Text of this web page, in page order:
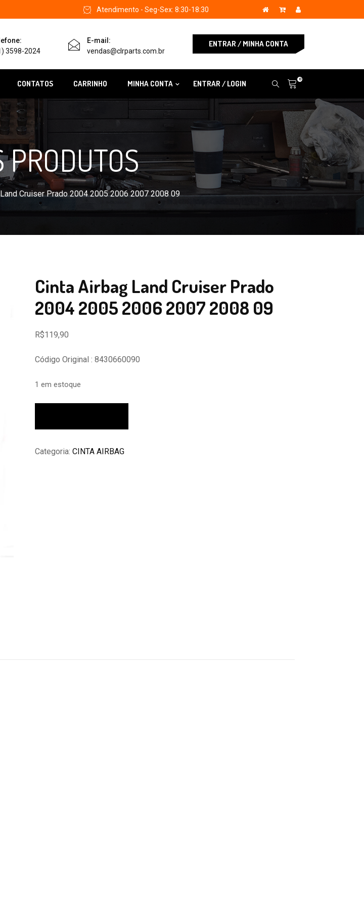
Atendimento - Seg-Sex: 8:30-18:30
3598-2024
E-mail:
vendas@clrparts.com.br
ENTRAR / MINHA CONTA
CONTATOS CARRINHO MINHA CONTA ENTRAR / LOGIN 0
PRODUTOS
Cruiser Prado 2004 2005 2006 2007 2008 09
Cinta Airbag Land Cruiser Prado
2004 2005 2006 2007 2008 09
R$119,90
Código Original : 8430660090
1 em estoque
Land
Prado
Categoria:CINTA AIRBAG